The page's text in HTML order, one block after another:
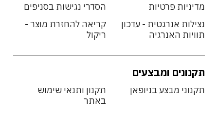
מדיניות פרטיות
הסדרי נגישות בסניפים
נצילות אנרגטית - עדכון
תוויות האנרגיה
קריאה להחזרת מוצר -
ריקול
תקנונים ומבצעים
תקנוני מבצע בניופאן
תקנון ותנאי שימוש
באתר